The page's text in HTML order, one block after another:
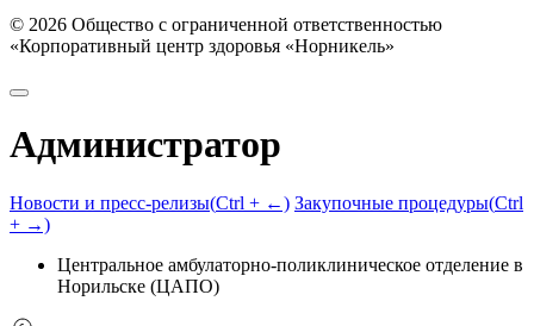
© 2026 Общество с ограниченной ответственностью
«Корпоративный центр здоровья «Норникель»
Администратор
Новости и пресс-релизы(Ctrl + ←) Закупочные процедуры(Ctrl
+ →)
Центральное амбулаторно-поликлиническое отделение в
Норильске (ЦАПО)